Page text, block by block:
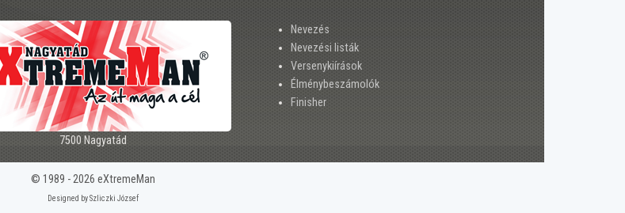
7500 Nagyatád
Nevezés
Nevezési listák
Versenykiírások
Élménybeszámolók
Finisher
© 1989 - 2026 eXtremeMan
Designed by Szliczki József